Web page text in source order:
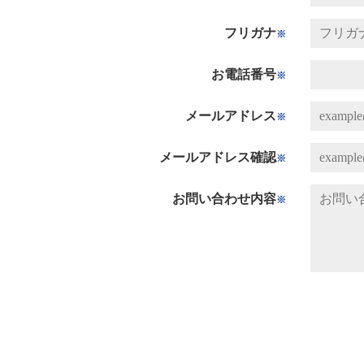
フリガナ※
お電話番号※
メールアドレス※
メールアドレス確認※
お問い合わせ内容※